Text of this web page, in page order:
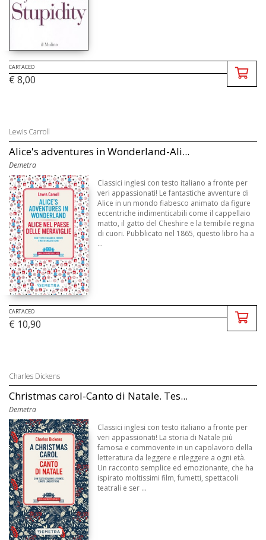
CARTACEO
€ 8,00
Lewis Carroll
Alice's adventures in Wonderland-Ali...
Demetra
Classici inglesi con testo italiano a fronte per
veri appassionati! Le fantastiche avventure di
Alice in un mondo fiabesco animato da figure
eccentriche indimenticabili come il cappellaio
matto, il gatto del Cheshire e la temibile regina
di cuori. Pubblicato nel 1865, questo libro ha a
...
CARTACEO
€ 10,90
Charles Dickens
Christmas carol-Canto di Natale. Tes...
Demetra
Classici inglesi con testo italiano a fronte per
veri appassionati! La storia di Natale più
famosa e commovente in un capolavoro della
letteratura da leggere e rileggere a ogni età.
Un racconto semplice ed emozionante, che ha
ispirato moltissimi film, fumetti, spettacoli
teatrali e ser ...